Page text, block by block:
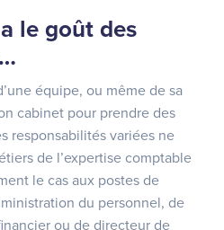
le goût des
équipe, ou même de sa
cabinet pour prendre des
responsabilités variées ne
de l’expertise comptable
le cas aux postes de
du personnel, de
ou de directeur de